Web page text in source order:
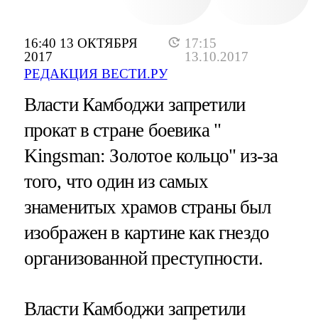
16:40 13 ОКТЯБРЯ
2017
17:15
13.10.2017
РЕДАКЦИЯ ВЕСТИ.РУ
Власти Камбоджи запретили
прокат в стране боевика "
Kingsman: Золотое кольцо" из-за
того, что один из самых
знаменитых храмов страны был
изображен в картине как гнездо
организованной преступности.
Власти Камбоджи запретили